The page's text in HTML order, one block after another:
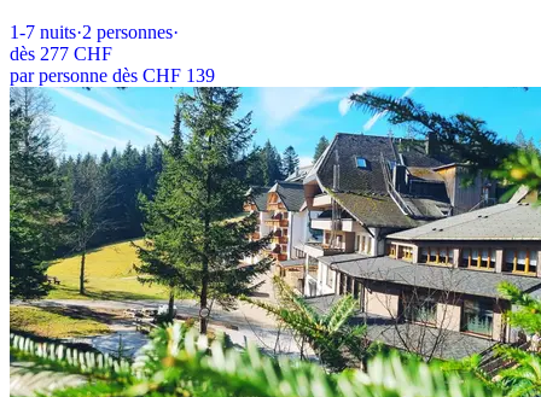
1-7 nuits·2 personnes·
dès 277 CHF
par personne dès CHF 139